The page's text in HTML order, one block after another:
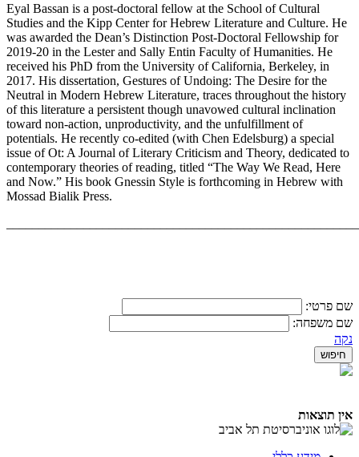
Eyal Bassan is a post-doctoral fellow at the School of Cultural
Studies and the Kipp Center for Hebrew Literature and Culture. He
was awarded the Dean’s Distinction Post-Doctoral Fellowship for
2019-20 in the Lester and Sally Entin Faculty of Humanities. He
received his PhD from the University of California, Berkeley, in
2017. His dissertation, Gestures of Undoing: The Desire for the
Neutral in Modern Hebrew Literature, traces throughout the history
of this literature a persistent though unavowed cultural inclination
toward non-action, unproductivity, and the unfulfillment of
potentials. He recently co-edited (with Chen Edelsburg) a special
issue of Ot: A Journal of Literary Criticism and Theory, dedicated to
contemporary theories of reading, titled “The Way We Read, Here
and Now.” His book Gnessin Style is forthcoming in Hebrew with
Mossad Bialik Press.
שם פרטי:
שם משפחה:
נקה
אין תוצאות